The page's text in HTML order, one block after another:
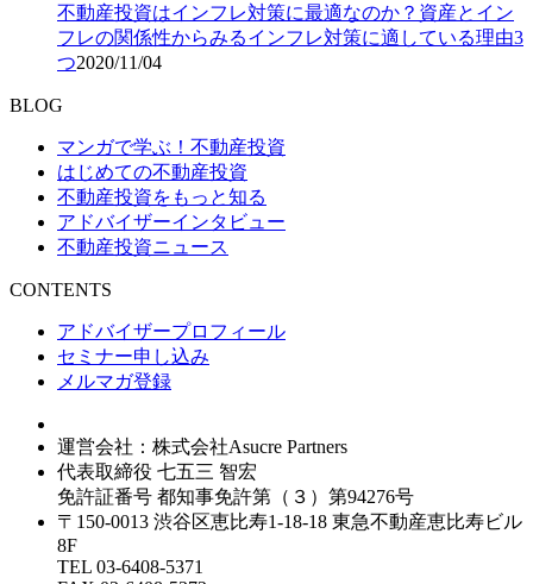
不動産投資はインフレ対策に最適なのか？資産とイン
フレの関係性からみるインフレ対策に適している理由3
つ2020/11/04
BLOG
マンガで学ぶ！不動産投資
はじめての不動産投資
不動産投資をもっと知る
アドバイザーインタビュー
不動産投資ニュース
CONTENTS
アドバイザープロフィール
セミナー申し込み
メルマガ登録
運営会社：株式会社Asucre Partners
代表取締役 七五三 智宏
免許証番号 都知事免許第（３）第94276号
〒150-0013 渋谷区恵比寿1-18-18 東急不動産恵比寿ビル
8F
TEL 03-6408-5371